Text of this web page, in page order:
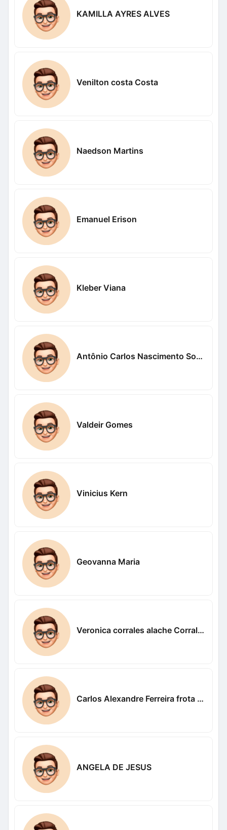
KAMILLA AYRES ALVES
Venilton costa Costa
Naedson Martins
Emanuel Erison
Kleber Viana
Antônio Carlos Nascimento Sousa Nascimento
Valdeir Gomes
Vinicius Kern
Geovanna Maria
Veronica corrales alache Corrales alache
Carlos Alexandre Ferreira frota Alexandre
ANGELA DE JESUS